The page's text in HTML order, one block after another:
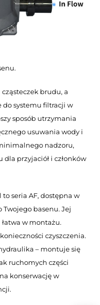
cząsteczek brudu, a
systemu filtracji w
sposób utrzymania
usuwania wody i
nadzoru,
przyjaciół i członków
seria AF, dostępna w
basenu. Jej
w montażu.
czyszczenia.
– montuje się
ruchomych części
konserwację w